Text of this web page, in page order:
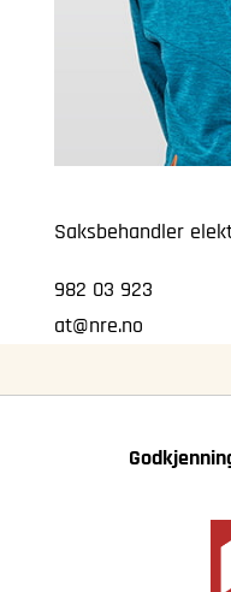
Saksbehandler
982 03 923
at@nre.no